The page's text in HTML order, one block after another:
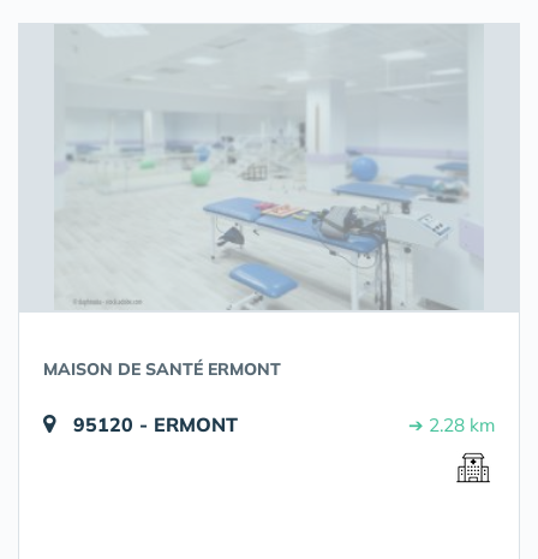
MAISON DE SANTÉ ERMONT
95120 - ERMONT ➔ 2.28 km